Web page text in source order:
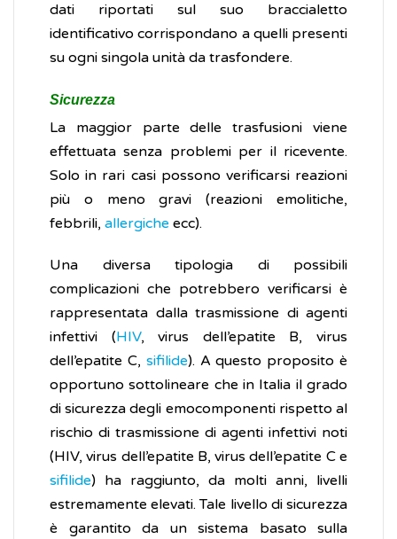
dati riportati sul suo braccialetto
identificativo corrispondano a quelli presenti
su ogni singola unità da trasfondere.
Sicurezza
La maggior parte delle trasfusioni viene
effettuata senza problemi per il ricevente.
Solo in rari casi possono verificarsi reazioni
più o meno gravi (reazioni emolitiche,
febbrili, allergiche ecc).
Una diversa tipologia di possibili
complicazioni che potrebbero verificarsi è
rappresentata dalla trasmissione di agenti
infettivi (HIV, virus dell’epatite B, virus
dell’epatite C, sifilide). A questo proposito è
opportuno sottolineare che in Italia il grado
di sicurezza degli emocomponenti rispetto al
rischio di trasmissione di agenti infettivi noti
(HIV, virus dell’epatite B, virus dell’epatite C e
sifilide) ha raggiunto, da molti anni, livelli
estremamente elevati. Tale livello di sicurezza
è garantito da un sistema basato sulla